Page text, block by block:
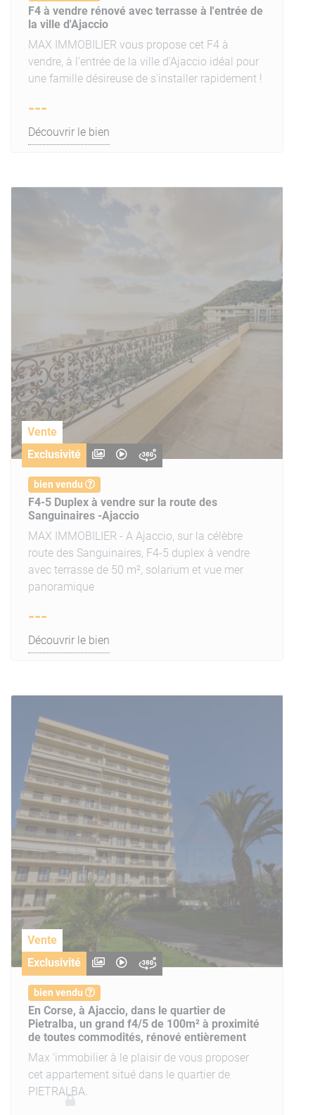
F4 à vendre rénové avec terrasse à l'entrée de
la ville d'Ajaccio
MAX IMMOBILIER vous propose cet F4 à
vendre, à l'entrée de la ville d'Ajaccio idéal pour
une famille désireuse de s'installer rapidement !
---
Découvrir le bien
Vente
Exclusivité
bien vendu
F4-5 Duplex à vendre sur la route des
Sanguinaires -Ajaccio
MAX IMMOBILIER - A Ajaccio, sur la célèbre
route des Sanguinaires, F4-5 duplex à vendre
avec terrasse de 50 m², solarium et vue mer
panoramique
---
Découvrir le bien
Vente
Exclusivité
bien vendu
En Corse, à Ajaccio, dans le quartier de
Pietralba, un grand f4/5 de 100m² à proximité
de toutes commodités, rénové entièrement
Max ‘immobilier à le plaisir de vous proposer
cet appartement situé dans le quartier de
PIETRALBA.